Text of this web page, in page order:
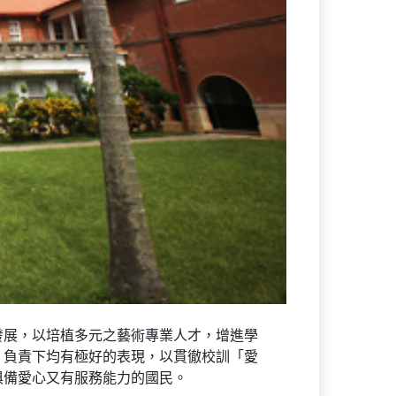
，以培植多元之藝術專業人才，增進學
責下均有極好的表現，以貫徹校訓「愛
愛心又有服務能力的國民。